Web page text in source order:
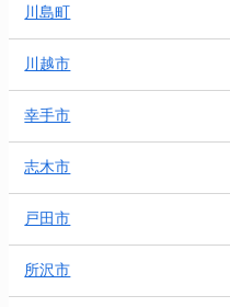
川島町
川越市
幸手市
志木市
戸田市
所沢市